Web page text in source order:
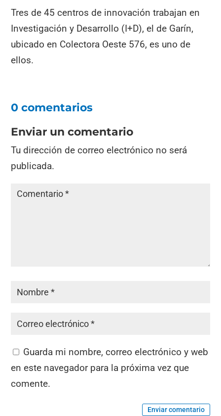
Tres de 45 centros de innovación trabajan en
Investigación y Desarrollo (I+D), el de Garín,
ubicado en Colectora Oeste 576, es uno de
ellos.
0 comentarios
Enviar un comentario
Tu dirección de correo electrónico no será
publicada.
Guarda mi nombre, correo electrónico y web
en este navegador para la próxima vez que
comente.
Enviar comentario